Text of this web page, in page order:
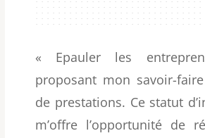
« Epauler les
proposant mon savoir-
de prestations. Ce statut
m’offre l’opportunité de